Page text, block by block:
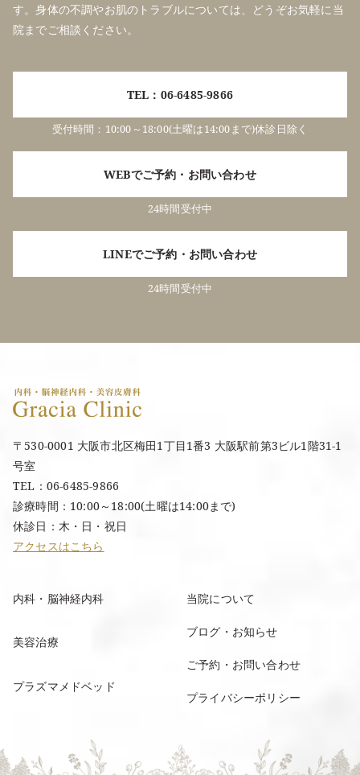
す。身体の不調やお肌のトラブルについては、どうぞお気軽に当
院までご相談ください。
TEL：06-6485-9866
受付時間：10:00～18:00(土曜は14:00まで)休診日除く
WEBでご予約・お問い合わせ
24時間受付中
LINEでご予約・お問い合わせ
24時間受付中
〒530-0001 大阪市北区梅田1丁目1番3 大阪駅前第3ビル1階31-1
号室
TEL：06-6485-9866
診療時間：10:00～18:00(土曜は14:00まで)
休診日：木・日・祝日
アクセスはこちら
内科・脳神経内科
美容治療
プラズマメドベッド
当院について
ブログ・お知らせ
ご予約・お問い合わせ
プライバシーポリシー